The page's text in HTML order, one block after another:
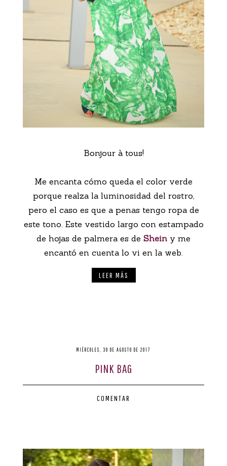
Bonjour à tous!
Me encanta cómo queda el color verde
porque realza la luminosidad del rostro,
pero el caso es que a penas tengo ropa de
este tono. Este vestido largo con estampado
de hojas de palmera es de Shein y me
encantó en cuenta lo vi en la web.
LEER MÁS
MIÉRCOLES, 30 DE AGOSTO DE 2017
PINK BAG
COMENTAR